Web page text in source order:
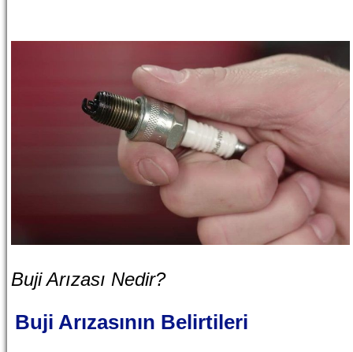
Buji Arızası Nedir?
Buji Arızasının Belirtileri